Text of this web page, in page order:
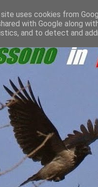
uses cookies from
with Google along
and to detect and